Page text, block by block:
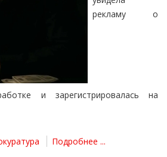
рекламу о
и зарегистрировалась на
Подробнее ...